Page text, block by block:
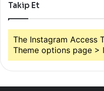
Takip Et
The Instagram Access
Theme options page